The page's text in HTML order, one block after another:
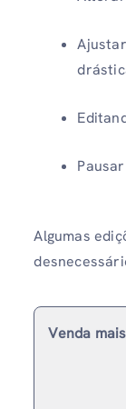
Algumas
Venda